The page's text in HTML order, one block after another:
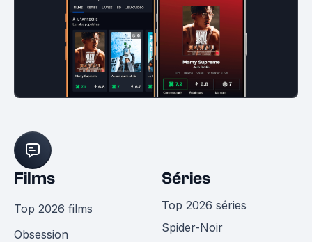
Films
Top 2026 films
Obsession
Séries
Top 2026 séries
Spider-Noir